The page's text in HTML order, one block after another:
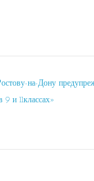
на-Дону
9 и 11классах»